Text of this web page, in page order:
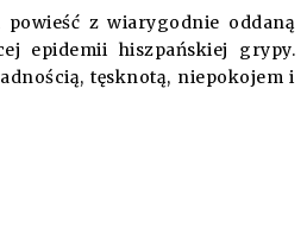
powieść z wiarygodnie oddaną
epidemii hiszpańskiej grypy.
tęsknotą, niepokojem i